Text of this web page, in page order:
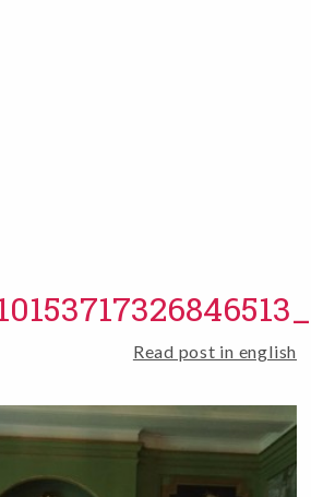
Read post in english